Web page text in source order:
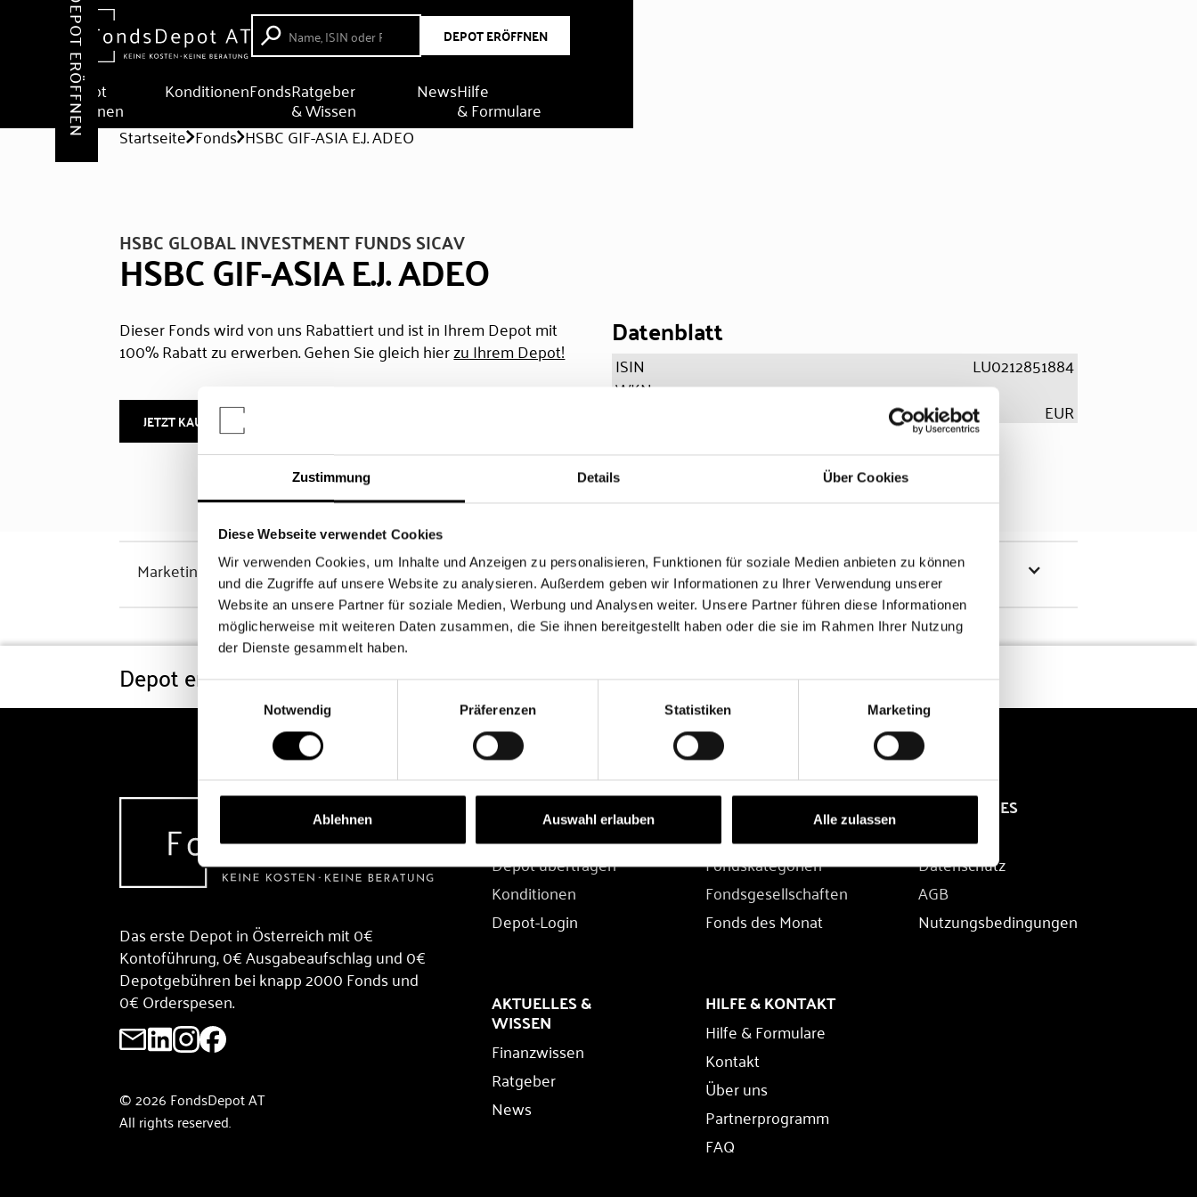
Zustimmung Details Über Cookies
Diese Webseite verwendet Cookies
Wir verwenden Cookies, um Inhalte und Anzeigen zu personalisieren, Funktionen für soziale Medien anbieten zu können
und die Zugriffe auf unsere Website zu analysieren. Außerdem geben wir Informationen zu Ihrer Verwendung unserer
Website an unsere Partner für soziale Medien, Werbung und Analysen weiter. Unsere Partner führen diese Informationen
möglicherweise mit weiteren Daten zusammen, die Sie ihnen bereitgestellt haben oder die sie im Rahmen Ihrer Nutzung
der Dienste gesammelt haben.
Einwilligungsauswahl
Notwendig
Präferenzen Statistiken Marketing
Ablehnen Auswahl erlauben Alle zulassen
DEPOT ERÖFFNEN
Depot
eröffnen
KonditionenFondsRatgeber
& Wissen
NewsHilfe
& Formulare
DEPOT ERÖFFNEN Startseite Fonds HSBC GIF-ASIA E.J. ADEO
HSBC GLOBAL INVESTMENT FUNDS SICAV
HSBC GIF-ASIA E.J. ADEO
Dieser Fonds wird von uns Rabattiert und ist in Ihrem Depot mit
100% Rabatt zu erwerben. Gehen Sie gleich hierzu Ihrem Depot!
JETZT KAUFEN
Datenblatt
ISIN
LU0212851884
WKN
EUR
Marketinghinweis Chancen & Risiken
Depot eröffnen Konditionen Fonds FAQ
Das erste Depot in Österreich mit 0€
Kontoführung, 0€ Ausgabeaufschlag und 0€
Depotgebühren bei knapp 2000 Fonds und
0€ Orderspesen.
© 2026 FondsDepot AT
All rights reserved.
DEPOT
Depot übertragen
Konditionen
Depot-Login
FONDS
Fondssuche
Fondskategorien
Fondsgesellschaften
Fonds des Monat
RECHTLICHES
Impressum
Datenschutz
AGB
Nutzungsbedingungen
AKTUELLES &
WISSEN
Finanzwissen
Ratgeber
News
HILFE & KONTAKT
Hilfe & Formulare
Kontakt
Über uns
Partnerprogramm
FAQ